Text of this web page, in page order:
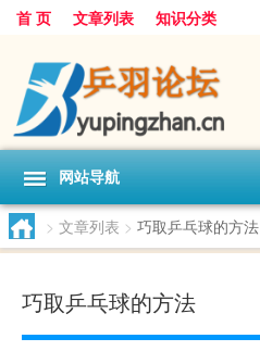
首 页 文章列表 知识分类
网站导航
> 文章列表 > 巧取乒乓球的方法
巧取乒乓球的方法